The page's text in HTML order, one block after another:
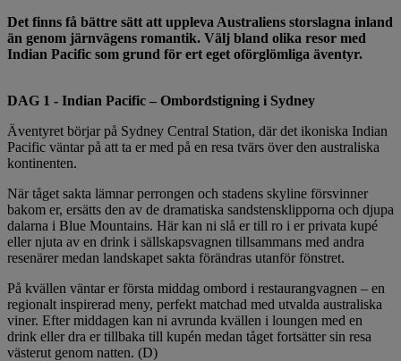
Det finns få bättre sätt att uppleva Australiens storslagna inland
än genom järnvägens romantik. Välj bland olika resor med
Indian Pacific som grund för ert eget oförglömliga äventyr.
DAG 1 - Indian Pacific – Ombordstigning i Sydney
Äventyret börjar på Sydney Central Station, där det ikoniska Indian
Pacific väntar på att ta er med på en resa tvärs över den australiska
kontinenten.
När tåget sakta lämnar perrongen och stadens skyline försvinner
bakom er, ersätts den av de dramatiska sandstensklipporna och djupa
dalarna i Blue Mountains. Här kan ni slå er till ro i er privata kupé
eller njuta av en drink i sällskapsvagnen tillsammans med andra
resenärer medan landskapet sakta förändras utanför fönstret.
På kvällen väntar er första middag ombord i restaurangvagnen – en
regionalt inspirerad meny, perfekt matchad med utvalda australiska
viner. Efter middagen kan ni avrunda kvällen i loungen med en
drink eller dra er tillbaka till kupén medan tåget fortsätter sin resa
västerut genom natten. (D)